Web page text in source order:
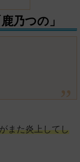
乃つの」
また炎上してし